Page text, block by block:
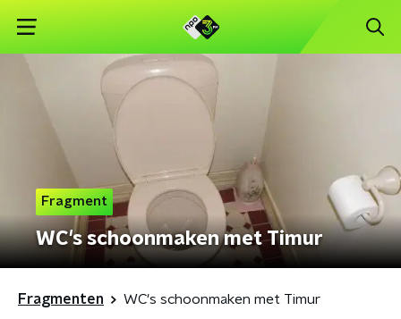
Fragment
WC's schoonmaken met Timur
Fragmenten WC's schoonmaken met Timur